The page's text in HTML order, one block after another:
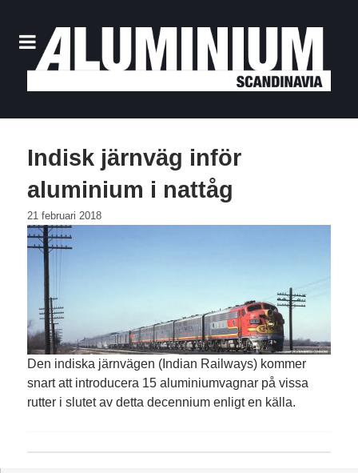
Indisk järnväg inför
aluminium i nattåg
21 februari 2018
Den indiska järnvägen (Indian Railways) kommer
snart att introducera 15 aluminiumvagnar på vissa
rutter i slutet av detta decennium enligt en källa.